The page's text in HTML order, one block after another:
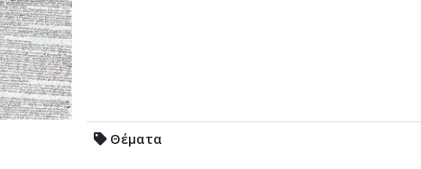
Θέματα